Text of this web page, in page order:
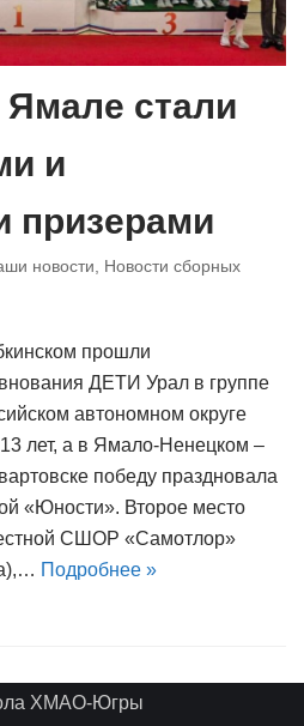
стали
и
призерами
новости
Новости сборных
прошли
ДЕТИ Урал в группе
автономном округе
лет, а в Ямало-Ненецком –
победу праздновала
«Юности». Второе место
СШОР «Самотлор»
Подробнее »
ХМАО-Югры